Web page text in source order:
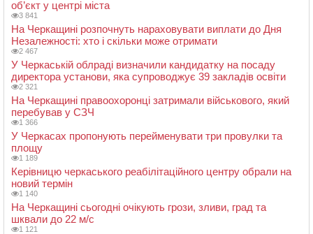
об’єкт у центрі міста
3 841
На Черкащині розпочнуть нараховувати виплати до Дня
Незалежності: хто і скільки може отримати
2 467
У Черкаській облраді визначили кандидатку на посаду
директора установи, яка супроводжує 39 закладів освіти
2 321
На Черкащині правоохоронці затримали військового, який
перебував у СЗЧ
1 366
У Черкасах пропонують перейменувати три провулки та
площу
1 189
Керівницю черкаського реабілітаційного центру обрали на
новий термін
1 140
На Черкащині сьогодні очікують грози, зливи, град та
шквали до 22 м/с
1 121